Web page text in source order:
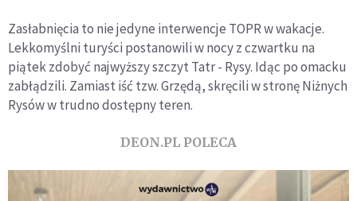
Zasłabnięcia to nie jedyne interwencje TOPR w wakacje.
Lekkomyślni turyści postanowili w nocy z czwartku na
piątek zdobyć najwyższy szczyt Tatr - Rysy. Idąc po omacku
zabłądzili. Zamiast iść tzw. Grzędą, skręcili w stronę Niżnych
Rysów w trudno dostępny teren.
DEON.PL POLECA